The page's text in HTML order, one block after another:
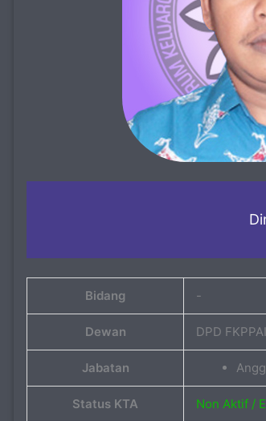
Bidang -
Dewan DPD
Jabatan
Status KTA Non Aktif /